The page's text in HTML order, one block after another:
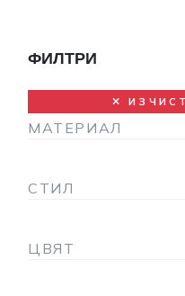
ФИЛТРИ
МАТЕРИАЛ
СТИЛ
ЦВЯТ